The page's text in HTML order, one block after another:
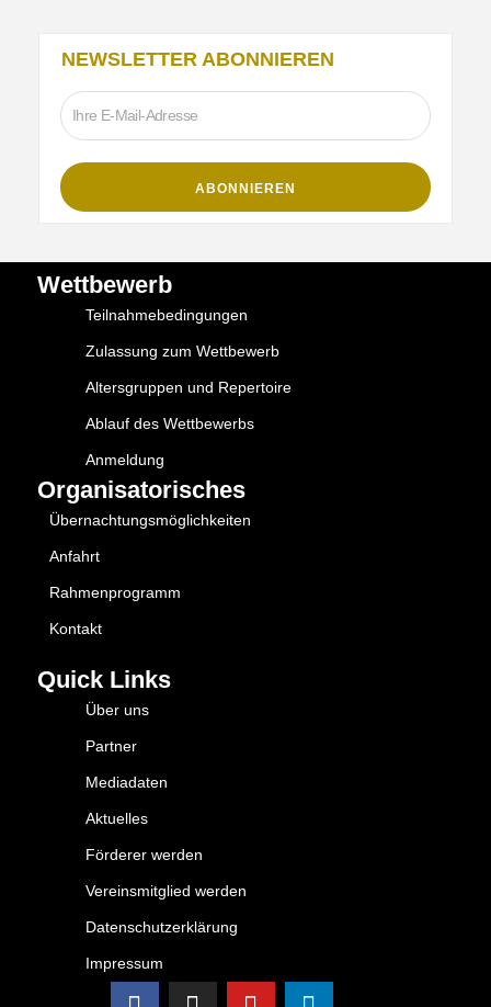
NEWSLETTER ABONNIEREN
Wettbewerb
Teilnahmebedingungen
Zulassung zum Wettbewerb
Altersgruppen und Repertoire
Ablauf des Wettbewerbs
Anmeldung
Organisatorisches
Übernachtungsmöglichkeiten
Anfahrt
Rahmenprogramm
Kontakt
Quick Links
Über uns
Partner
Mediadaten
Aktuelles
Förderer werden
Vereinsmitglied werden
Datenschutzerklärung
Impressum